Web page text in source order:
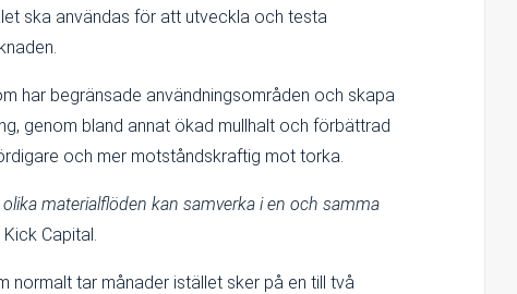
ska användas för att utveckla och testa
har begränsade användningsområden och skapa
genom bland annat ökad mullhalt och förbättrad
och mer motståndskraftig mot torka.
materialflöden kan samverka i en och samma
Capital.
normalt tar månader istället sker på en till två